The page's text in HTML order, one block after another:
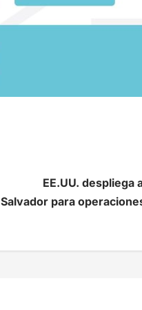
EE.UU. despliega
Salvador para